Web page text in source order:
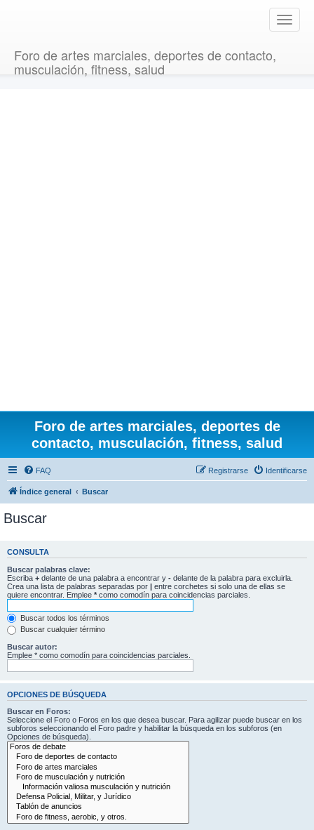
T
o
Foro de artes marciales, deportes de contacto,
musculación, fitness, salud
Foro de artes marciales, deportes de
contacto, musculación, fitness, salud
FAQ Identificarse
Registrarse
Índice general Buscar
Buscar
CONSULTA
Buscar palabras clave:
Escriba + delante de una palabra a encontrar y - delante de la palabra para excluirla.
Crea una lista de palabras separadas por | entre corchetes si solo una de ellas se
quiere encontrar. Emplee * como comodín para coincidencias parciales.
Buscar todos los términos
Buscar cualquier término
Buscar autor:
Emplee * como comodín para coincidencias parciales.
OPCIONES DE BÚSQUEDA
Buscar en Foros:
Seleccione el Foro o Foros en los que desea buscar. Para agilizar puede buscar en los
subforos seleccionando el Foro padre y habilitar la búsqueda en los subforos (en
Opciones de búsqueda).